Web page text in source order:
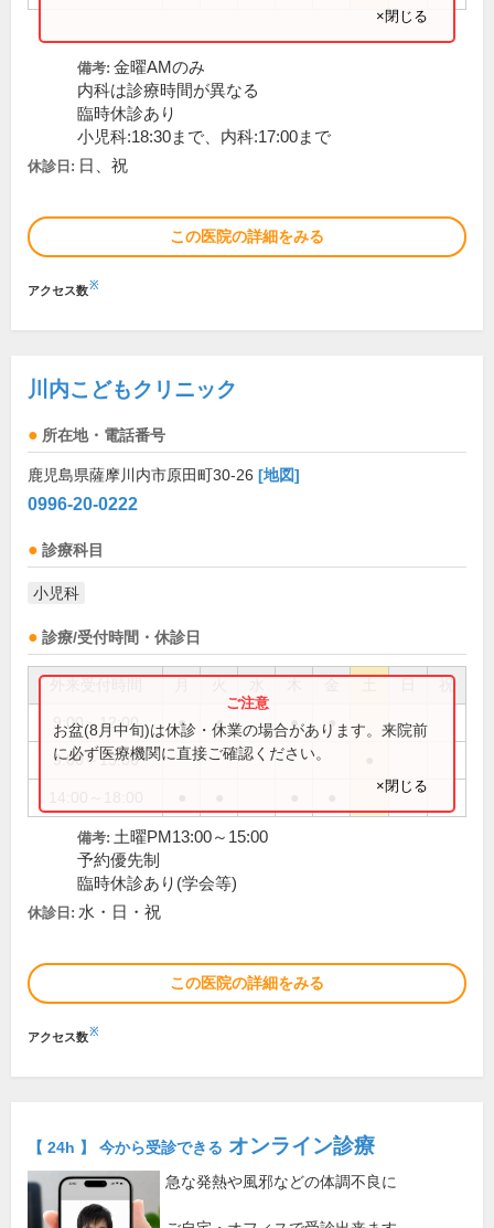
×閉じる
備考: 金曜AMのみ
内科は診療時間が異なる
臨時休診あり
小児科:18:30まで、内科:17:00まで
休診日: 日、祝
この医院の詳細をみる
アクセス数※
川内こどもクリニック
所在地・電話番号
鹿児島県薩摩川内市原田町30-26 [地図]
0996-20-0222
診療科目
小児科
診療/受付時間・休診日
祝
9:00～12:00 ● ● ● ●
9:00～15:00
お盆(8月中旬)は休診・休業の場合があります。来院前
に必ず医療機関に直接ご確認ください。
×閉じる
備考: 土曜PM13:00～15:00
予約優先制
臨時休診あり(学会等)
休診日: 水・日・祝
この医院の詳細をみる
アクセス数※
【 24h 】 今から受診できる オンライン診療
急な発熱や風邪などの体調不良に